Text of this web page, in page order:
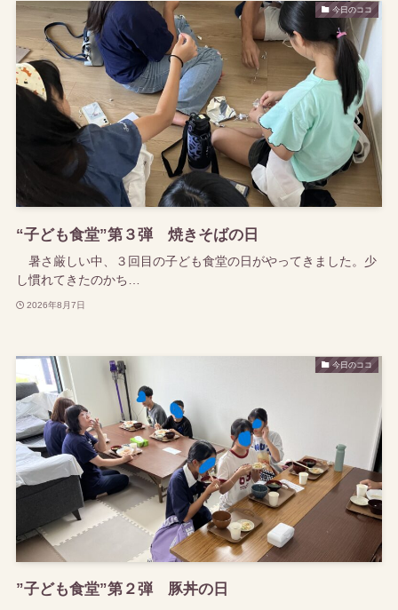
今日のココ
“子ども食堂”第３弾 焼きそばの日
暑さ厳しい中、３回目の子ども食堂の日がやってきました。少
し慣れてきたのかち…
2026年8月7日
今日のココ
”子ども食堂”第２弾 豚丼の日